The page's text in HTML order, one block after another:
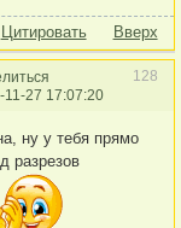
Цитировать Вверх
128
11-27 17:07:20
ну у тебя прямо
разрезов